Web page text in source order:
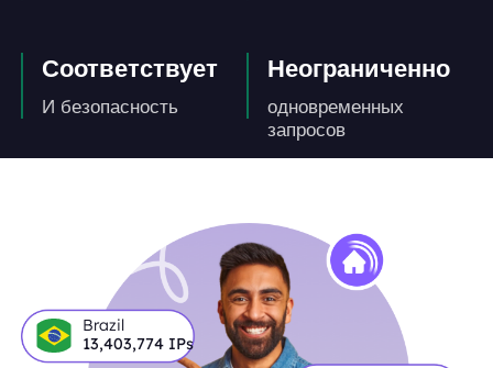
Соответствует
И безопасность
Неограниченно
одновременных
запросов
Brazil
13,403,774IPs